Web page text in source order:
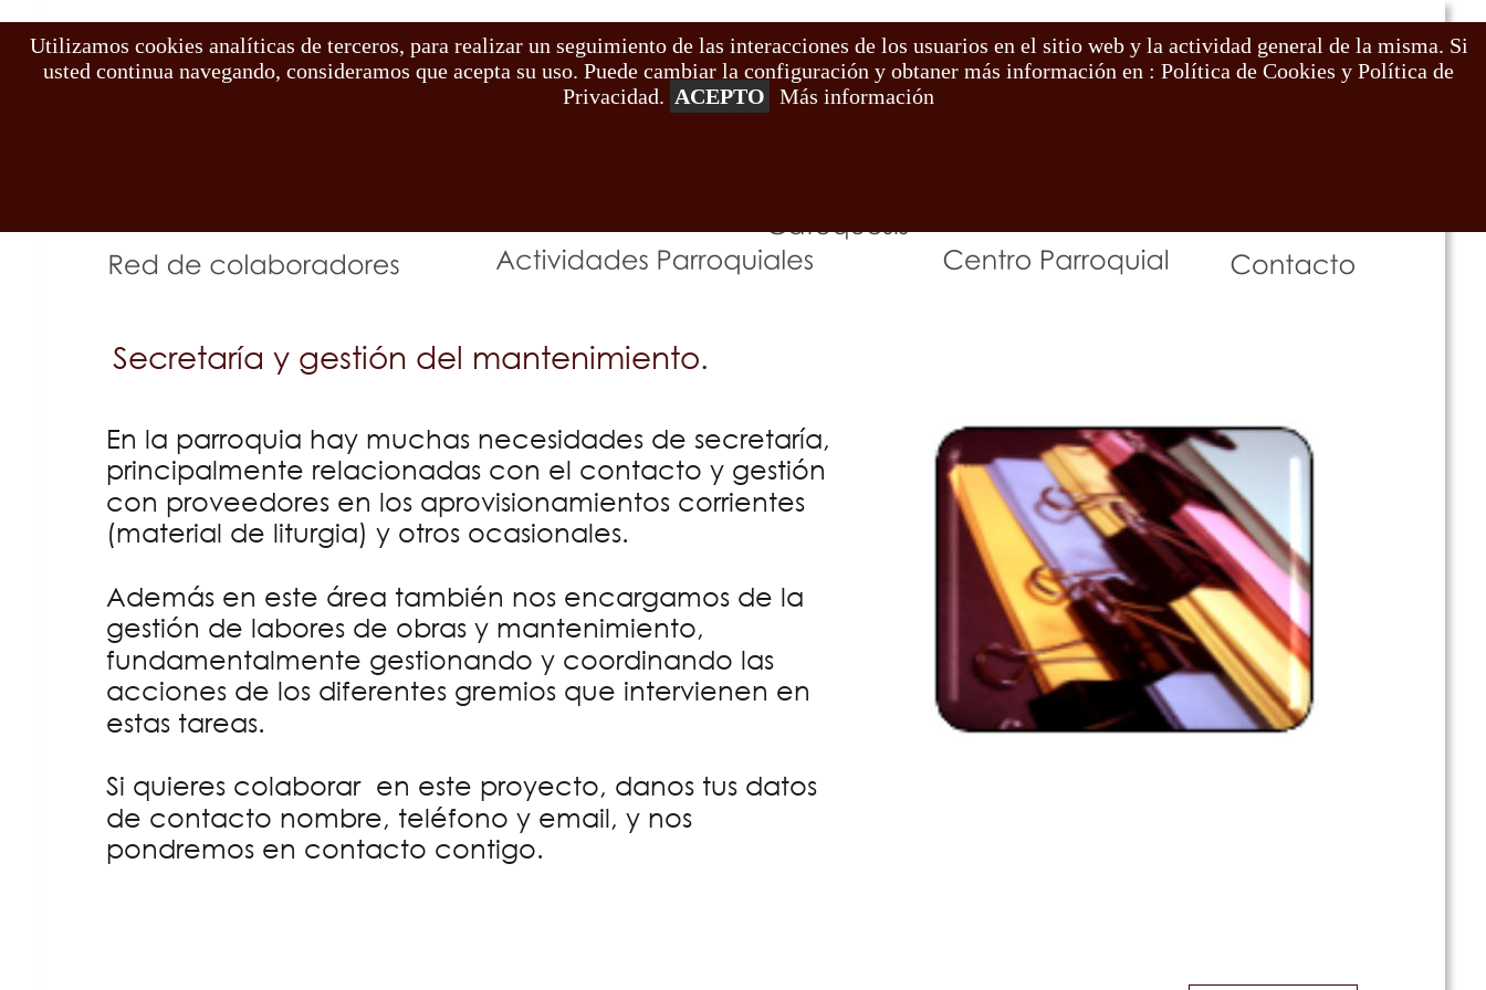
Proyectos -Red de colaboradores
En la parroquia hay muchas necesidades de secretaría,
principalmente relacionadas con el contacto y gestión
con proveedores en los aprovisionamientos corrientes
(material de liturgia) y otros ocasionales.
Además en este área también nos encargamos de la
gestión de labores de obras y mantenimiento,
fundamentalmente gestionando y coordinando las
acciones de los diferentes gremios que intervienen en
estas tareas.
Si quieres colaborar  en este proyecto, danos tus datos
de contacto nombre, teléfono y email, y nos
pondremos en contacto contigo.
Secretaría y gestión del mantenimiento.
Utilizamos cookies analíticas de terceros, para realizar un seguimiento de las interacciones de los usuarios en el sitio web y la actividad general de la misma. Si
usted continua navegando, consideramos que acepta su uso. Puede cambiar la configuración y obtaner más información en : Política de Cookies y Política de
Privacidad. ACEPTO Más información